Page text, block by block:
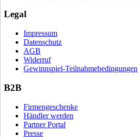
Legal
Impressum
Datenschutz
AGB
Widerruf
Gewinnspiel-Teilnahmebedingungen
B2B
Firmengeschenke
Händler werden
Partner Portal
Presse